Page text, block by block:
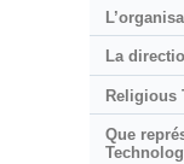
La
Religious
Que